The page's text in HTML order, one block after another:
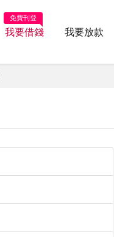
我要借錢
免費刊登
我要放款